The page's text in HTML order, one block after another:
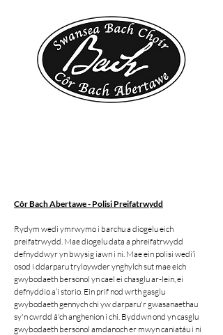
Côr Bach Abertawe - Polisi Preifatrwydd
Rydym wedi ymrwymo i barchu a diogelu eich
preifatrwydd. Mae diogelu data a phreifatrwydd
defnyddwyr yn bwysig iawn i ni. Mae ein polisi wedi’i
osod i ddarparu tryloywder ynghylch sut mae eich
gwybodaeth bersonol yn cael ei chasglu ar-lein, ei
defnyddio a’i storio. Ein prif nod wrth gasglu
gwybodaeth gennych chi yw darparu'r gwasanaethau
sy'n cwrdd â'ch anghenion i chi. Byddwn ond yn casglu
gwybodaeth bersonol amdanoch er mwyn caniatáu i ni